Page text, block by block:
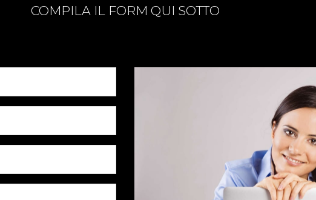
COMPILA IL FORM QUI SOTTO